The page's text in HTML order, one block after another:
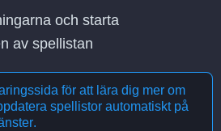
och starta
av spellistan
för att lära dig mer om
spellistor automatiskt på
.